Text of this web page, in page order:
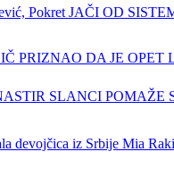
Pokret JAČI OD
PRIZNAO DA JE OPET
SLANCI POMAŽE
devojčica iz Srbije Mia